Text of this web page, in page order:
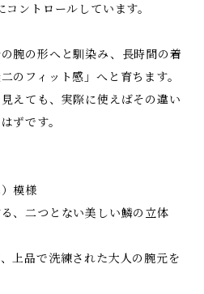
ントロールしています。
腕の形へと馴染み、長時間の着
のフィット感」へと育ちます。
えても、実際に使えばその違い
ずです。
模様
、二つとない美しい鱗の立体
上品で洗練された大人の腕元を